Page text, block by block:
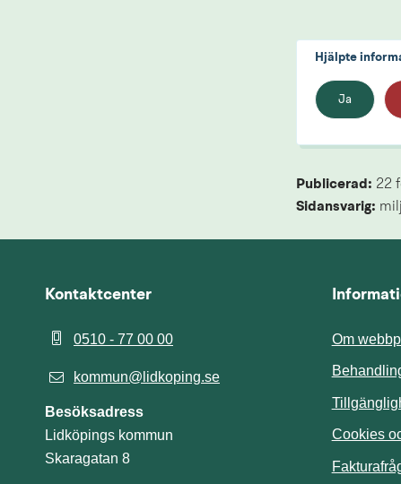
Hjälpte
Ja
Publicerad: 22
Sidansvarig:
Kontaktcenter
0510 - 77 00 00
kommun@lidkoping.se
Besöksadress
Lidköpings kommun
Skaragatan 8
Om
Cookies